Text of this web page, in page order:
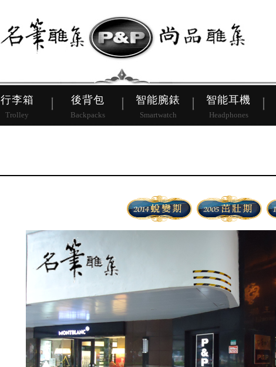
行李箱
Trolley
後背包
Backpacks
智能腕錶
Smartwatch
智能耳機
Headphones
皮帶 行李箱 後背包